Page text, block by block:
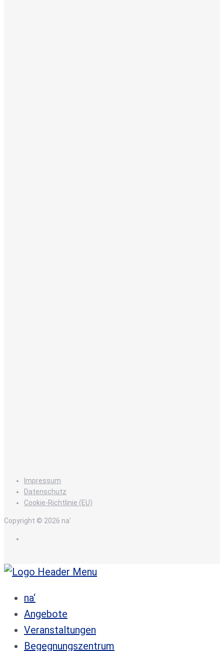
Impressum
Datenschutz
Cookie-Richtlinie (EU)
Copyright © 2026 na'
na‘
Angebote
Veranstaltungen
Begegnungszentrum